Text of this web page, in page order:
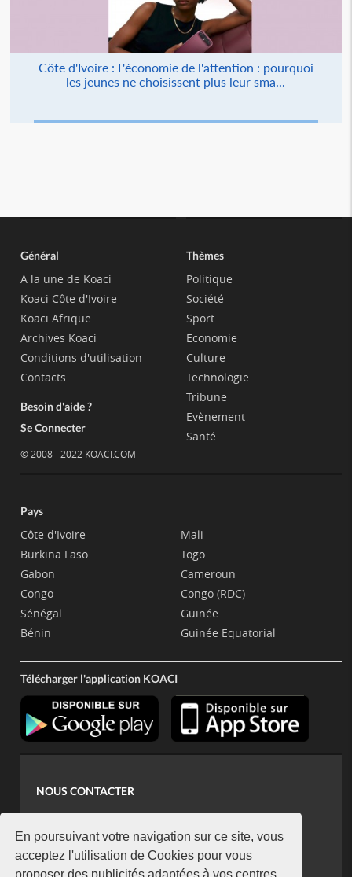
En poursuivant votre navigation sur ce site, vous
acceptez l'utilisation de Cookies pour vous
proposer des publicités adaptées à vos centres
Côte d'Ivoire : L'économie de l'attention : pourquoi
les jeunes ne choisissent plus leur sma...
Général
A la une de Koaci
Koaci Côte d'Ivoire
Koaci Afrique
Archives Koaci
Conditions d'utilisation
Contacts
Besoin d'aide ?
Se Connecter
© 2008 - 2022 KOACI.COM
Thèmes
Politique
Société
Sport
Economie
Culture
Technologie
Tribune
Evènement
Santé
Pays
Côte d'Ivoire
Burkina Faso
Gabon
Congo
Sénégal
Bénin
Mali
Togo
Cameroun
Congo (RDC)
Guinée
Guinée Equatorial
Télécharger l'application KOACI
NOUS CONTACTER
koaci@yahoo.fr
+225 07 08 85 52 93